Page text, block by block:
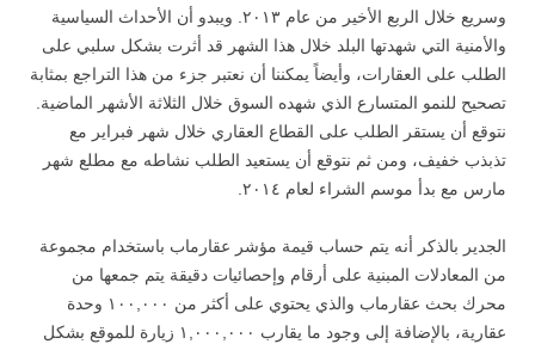
وسريع خلال الربع الأخير من عام ٢٠١٣. ويبدو أن الأحداث السياسية
والأمنية التي شهدتها البلد خلال هذا الشهر قد أثرت بشكل سلبي على
الطلب على العقارات، وأيضاً يمكننا أن نعتبر جزء من هذا التراجع بمثابة
تصحيح للنمو المتسارع الذي شهده السوق خلال الثلاثة الأشهر الماضية.
نتوقع أن يستقر الطلب على القطاع العقاري خلال شهر فبراير مع
تذبذب خفيف، ومن ثم نتوقع أن يستعيد الطلب نشاطه مع مطلع شهر
مارس مع بدأ موسم الشراء لعام ٢٠١٤.
الجدير بالذكر أنه يتم حساب قيمة مؤشر عقارماب باستخدام مجموعة
من المعادلات المبنية على أرقام وإحصائيات دقيقة يتم جمعها من
محرك بحث عقارماب والذي يحتوي على أكثر من ١٠٠,٠٠٠ وحدة
عقارية، بالإضافة إلى وجود ما يقارب ١,٠٠٠,٠٠٠ زيارة للموقع بشكل